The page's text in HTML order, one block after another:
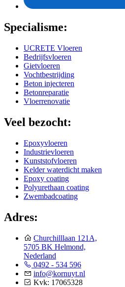
Specialisme:
UCRETE Vloeren
Bedrijfsvloeren
Gietvloeren
Vochtbestrijding
Beton injecteren
Betonreparatie
Vloerrenovatie
Veel bezocht:
Epoxyvloeren
Industrievloeren
Kunststofvloeren
Kelder waterdicht maken
Epoxy coating
Polyurethaan coating
Zwembadcoating
Adres:
Churchilllaan 121A,
5705 BK Helmond,
Nederland
0492 - 534 596
info@kornuyt.nl
Kvk: 17065328